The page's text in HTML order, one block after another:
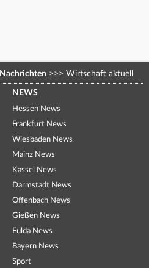
Nachrichten >>> Wirtschaft aktuell
NEWS
Hessen News
Frankfurt News
Wiesbaden News
Mainz News
Kassel News
Darmstadt News
Offenbach News
Gießen News
Fulda News
Bayern News
Sport